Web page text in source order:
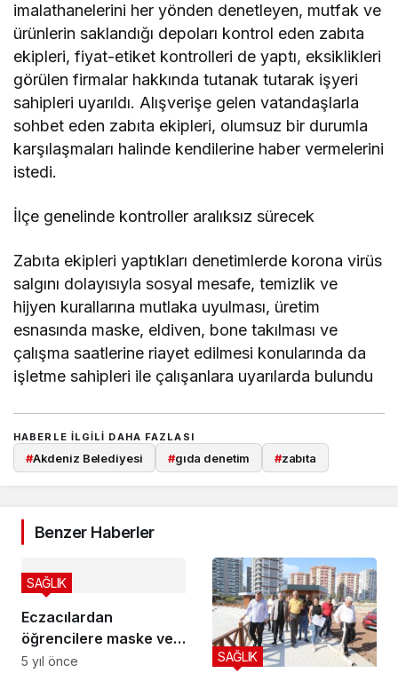
imalathanelerini her yönden denetleyen, mutfak ve
ürünlerin saklandığı depoları kontrol eden zabıta
ekipleri, fiyat-etiket kontrolleri de yaptı, eksiklikleri
görülen firmalar hakkında tutanak tutarak işyeri
sahipleri uyarıldı. Alışverişe gelen vatandaşlarla
sohbet eden zabıta ekipleri, olumsuz bir durumla
karşılaşmaları halinde kendilerine haber vermelerini
istedi.
İlçe genelinde kontroller aralıksız sürecek
Zabıta ekipleri yaptıkları denetimlerde korona virüs
salgını dolayısıyla sosyal mesafe, temizlik ve
hijyen kurallarına mutlaka uyulması, üretim
esnasında maske, eldiven, bone takılması ve
çalışma saatlerine riayet edilmesi konularında da
işletme sahipleri ile çalışanlara uyarılarda bulundu
HABERLE ILGILI DAHA FAZLASI
#Akdeniz Belediyesi #gıda denetim #zabıta
Benzer Haberler
Eczacılardan
öğrencilere maske ve
dezenfektan desteği
SAĞLIK
5 yıl önce SAĞLIK